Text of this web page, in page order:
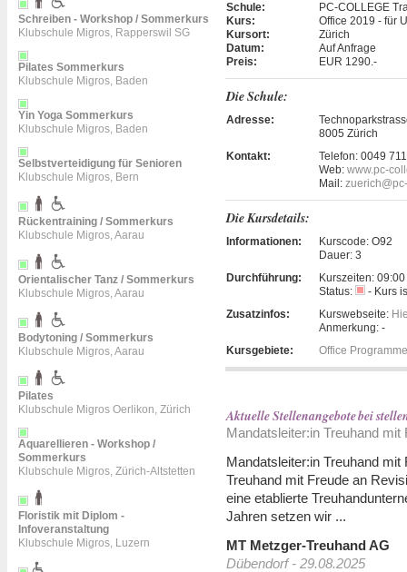
Schreiben - Workshop / Sommerkurs
Klubschule Migros, Rapperswil SG
Pilates Sommerkurs
Klubschule Migros, Baden
Yin Yoga Sommerkurs
Klubschule Migros, Baden
Selbstverteidigung für Senioren
Klubschule Migros, Bern
Rückentraining / Sommerkurs
Klubschule Migros, Aarau
Orientalischer Tanz / Sommerkurs
Klubschule Migros, Aarau
Bodytoning / Sommerkurs
Klubschule Migros, Aarau
Pilates
Klubschule Migros Oerlikon, Zürich
Aquarellieren - Workshop /
Sommerkurs
Klubschule Migros, Zürich-Altstetten
Floristik mit Diplom -
Infoveranstaltung
Klubschule Migros, Luzern
Schule:
PC-COLLEGE
Kurs:
Office 2019 - für
Kursort:
Zürich
Datum:
Auf Anfrage
Preis:
EUR 1290.-
Die Schule:
Adresse:
8005 Zürich
Kontakt:
Telefon: 0049
Web: www.pc-
Mail:
Die Kursdetails:
Informationen: Kurscode: O92
Dauer: 3
Durchführung:
Kurszeiten:
Status:
- Kurs
Zusatzinfos:
Kurswebseite:
Anmerkung: -
Kursgebiete:
Office Programme
Aktuelle Stellenangebote bei
Mandatsleiter:in Treuhand
Mandatsleiter:in Treuhand
Treuhand mit Freude an
eine etablierte
Jahren setzen wir ...
MT Metzger-Treuhand AG
Dübendorf - 29.08.2025